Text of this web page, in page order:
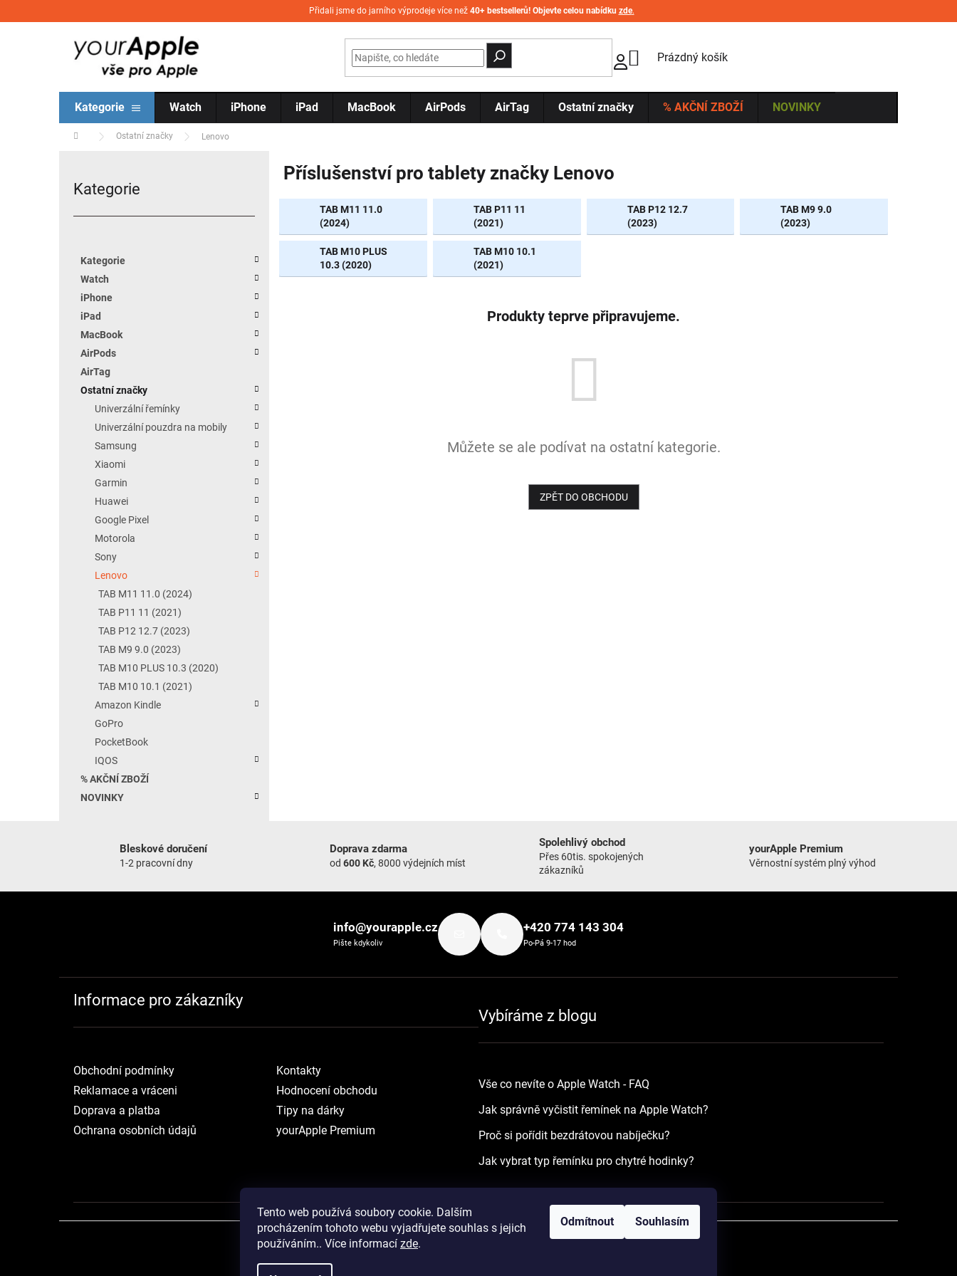
Tento web používá soubory cookie. Dalším
procházením tohoto webu vyjadřujete souhlas s jejich
používáním.. Více informací zde.
Odmítnout Souhlasím
Přidali jsme do jarního výprodeje více než 40+ bestsellerů! Objevte celou nabídku zde.
NÁKUPNÍ KOŠÍK
Prázdný košík
Kategorie Watch iPhone iPad MacBook AirPods AirTag Ostatní značky % AKČNÍ ZBOŽÍ NOVINKY
Domů Ostatní značky Lenovo
Přeskočit kategorie
Kategorie
Kategorie
Watch
iPhone
iPad
MacBook
AirPods
AirTag
Ostatní značky
Univerzální řemínky
Univerzální pouzdra na mobily
Samsung
Xiaomi
Garmin
Huawei
Google Pixel
Motorola
Sony
Lenovo
TAB M11 11.0 (2024)
TAB P11 11 (2021)
TAB P12 12.7 (2023)
TAB M9 9.0 (2023)
TAB M10 PLUS 10.3 (2020)
TAB M10 10.1 (2021)
Amazon Kindle
GoPro
PocketBook
IQOS
% AKČNÍ ZBOŽÍ
NOVINKY
Příslušenství pro tablety značky Lenovo
TAB M11 11.0
(2024)
TAB P11 11
(2021)
TAB P12 12.7
(2023)
TAB M9 9.0
(2023)
TAB M10 PLUS
10.3 (2020)
TAB M10 10.1
(2021)
Produkty teprve připravujeme.
Můžete se ale podívat na ostatní kategorie.
ZPĚT DO OBCHODU
Bleskové doručení
1-2 pracovní dny
Doprava zdarma
od 600 Kč, 8000 výdejních míst
Spolehlivý obchod
Přes 60tis. spokojených
zákazníků
yourApple Premium
Věrnostní systém plný výhod
info@yourapple.cz
Pište kdykoliv
+420 774 143 304
Po-Pá 9-17 hod
Informace pro zákazníky
Obchodní podmínky
Reklamace a vráceni
Doprava a platba
Ochrana osobních údajů
Kontakty
Hodnocení obchodu
Tipy na dárky
yourApple Premium
Vybíráme z blogu
Vše co nevíte o Apple Watch - FAQ
Jak správně vyčistit řemínek na Apple Watch?
Proč si pořídit bezdrátovou nabíječku?
Jak vybrat typ řemínku pro chytré hodinky?
Vytvořil ShoptetCopyright 2026